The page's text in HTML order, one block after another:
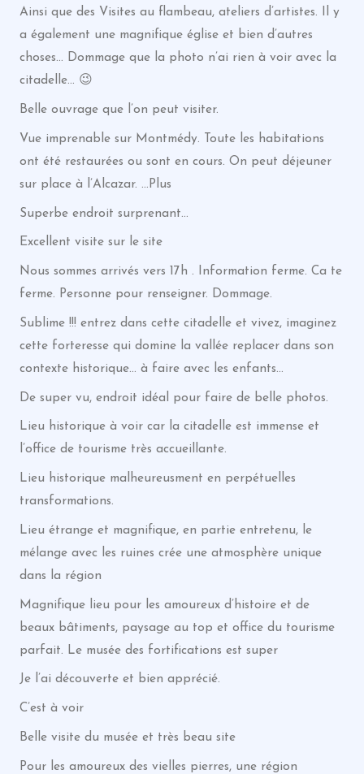
Ainsi que des Visites au flambeau, ateliers d’artistes. Il y
a également une magnifique église et bien d’autres
choses… Dommage que la photo n’ai rien à voir avec la
citadelle… 😉
Belle ouvrage que l’on peut visiter.
Vue imprenable sur Montmédy. Toute les habitations
ont été restaurées ou sont en cours. On peut déjeuner
sur place à l’Alcazar. …Plus
Superbe endroit surprenant…
Excellent visite sur le site
Nous sommes arrivés vers 17h . Information ferme. Ca te
ferme. Personne pour renseigner. Dommage.
Sublime !!! entrez dans cette citadelle et vivez, imaginez
cette forteresse qui domine la vallée replacer dans son
contexte historique… à faire avec les enfants…
De super vu, endroit idéal pour faire de belle photos.
Lieu historique à voir car la citadelle est immense et
l’office de tourisme très accueillante.
Lieu historique malheureusment en perpétuelles
transformations.
Lieu étrange et magnifique, en partie entretenu, le
mélange avec les ruines crée une atmosphère unique
dans la région
Magnifique lieu pour les amoureux d’histoire et de
beaux bâtiments, paysage au top et office du tourisme
parfait. Le musée des fortifications est super
Je l’ai découverte et bien apprécié.
C’est à voir
Belle visite du musée et très beau site
Pour les amoureux des vielles pierres, une région